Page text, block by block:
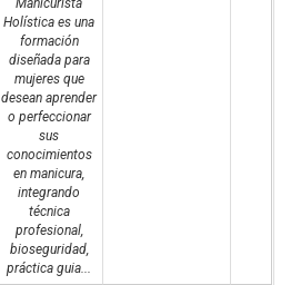
Manicurista
Holística es una
formación
diseñada para
mujeres que
desean aprender
o perfeccionar
sus
conocimientos
en manicura,
integrando
técnica
profesional,
bioseguridad,
práctica guia...